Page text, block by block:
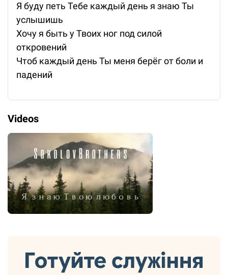
Я буду петь Тебе каждый день я знаю Ты
услышишь
Хочу я быть у Твоих ног под силой
откровений
Чтоб каждый день Ты меня берёг от боли и
падений
Videos